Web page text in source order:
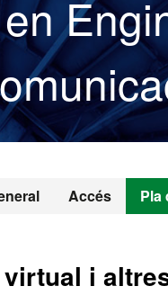
Accés Pla
en
i